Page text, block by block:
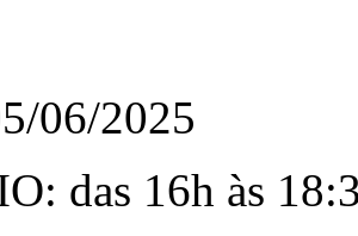
06/2025
das 16h às